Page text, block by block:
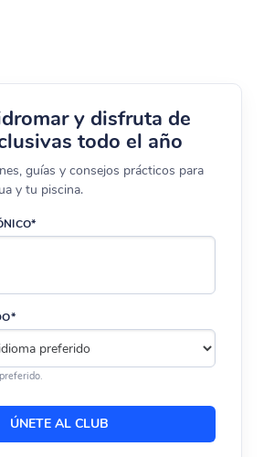
y disfruta de
todo el año
guías y consejos prácticos para
y tu piscina.